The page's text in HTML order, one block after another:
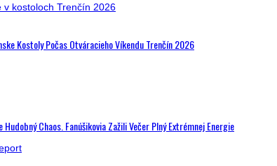
Kostoly Počas Otváracieho Víkendu Trenčín 2026
Chaos. Fanúšikovia Zažili Večer Plný Extrémnej Energie